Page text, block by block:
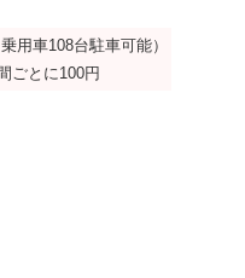
用車108台駐車可能）
ごとに100円